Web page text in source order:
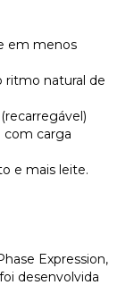
em menos
ritmo natural de
com carga
e mais leite.
Expression,
desenvolvida